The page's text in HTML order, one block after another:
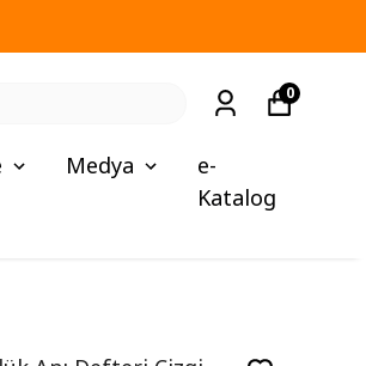
Medya
e-
Katalog
0